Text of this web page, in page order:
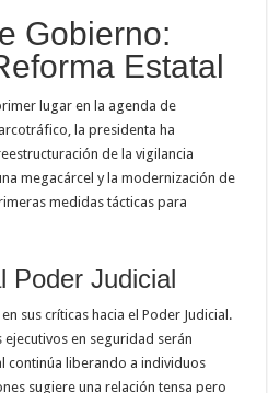
Gobierno:
Estatal
lugar en la agenda de
la presidenta ha
de la vigilancia
megacárcel y la modernización de
medidas tácticas para
Poder Judicial
sus críticas hacia el Poder Judicial.
en seguridad serán
continúa liberando a individuos
sugiere una relación tensa pero